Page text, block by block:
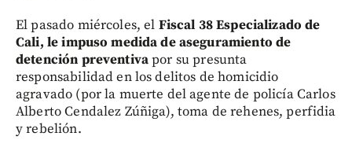
El pasado miércoles, el Fiscal 38 Especializado de
Cali, le impuso medida de aseguramiento de
detención preventivapor su presunta
responsabilidad en los delitos de homicidio
agravado (por la muerte del agente de policía Carlos
Alberto Cendalez Zúñiga), toma de rehenes, perfidia
y rebelión.